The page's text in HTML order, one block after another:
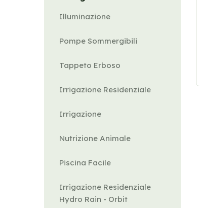
Illuminazione
Pompe Sommergibili
Tappeto Erboso
Irrigazione Residenziale
Irrigazione
Nutrizione Animale
Piscina Facile
Irrigazione Residenziale
Hydro Rain - Orbit